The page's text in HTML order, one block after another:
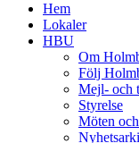
Hem
Lokaler
HBU
Om
Följ
Mejl- och
Styrelse
Möten